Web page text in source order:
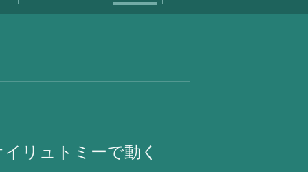
リュトミーで動く